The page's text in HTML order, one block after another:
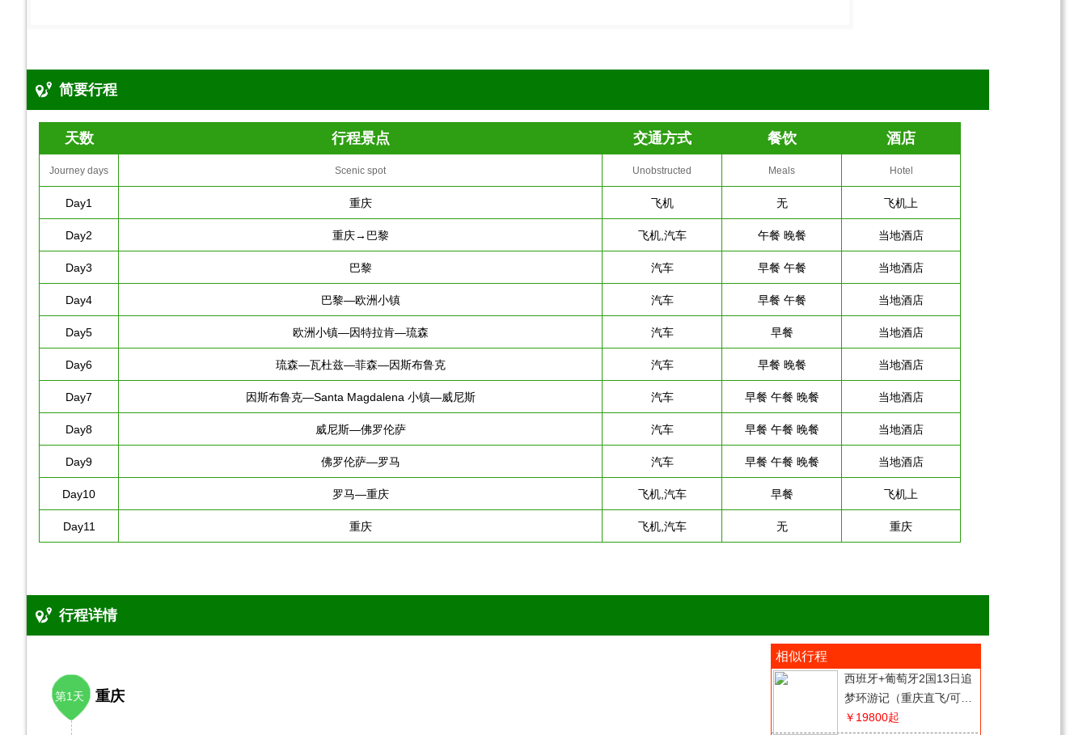
简要行程
天数 行程景点 交通方式 餐饮 酒店
Journey days Scenic spot Unobstructed Meals Hotel
Day1 重庆 飞机 无 飞机上
Day2 重庆→巴黎 飞机,汽车 午餐 晚餐 当地酒店
Day3 巴黎 汽车 早餐 午餐 当地酒店
Day4 巴黎—欧洲小镇 汽车 早餐 午餐 当地酒店
Day5 欧洲小镇—因特拉肯—琉森 汽车 早餐 当地酒店
Day6 琉森—瓦杜兹—菲森—因斯布鲁克 汽车 早餐 晚餐 当地酒店
Day7 因斯布鲁克—Santa Magdalena 小镇—威尼斯 汽车 早餐 午餐 晚餐 当地酒店
Day8 威尼斯—佛罗伦萨 汽车 早餐 午餐 晚餐 当地酒店
Day9 佛罗伦萨—罗马 汽车 早餐 午餐 晚餐 当地酒店
Day10 罗马—重庆 飞机,汽车 早餐 飞机上
Day11 重庆 飞机,汽车 无 重庆
行程详情
第1天 重庆
相似行程
西班牙+葡萄牙2国13日追
梦环游记（重庆直飞/可配
全国联运）
￥19800起